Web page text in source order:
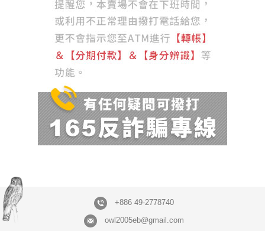
+886 49-2778740
owl2005eb@gmail.com